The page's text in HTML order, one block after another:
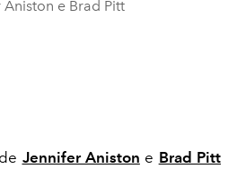
e Brad Pitt
Jennifer Aniston e Brad Pitt